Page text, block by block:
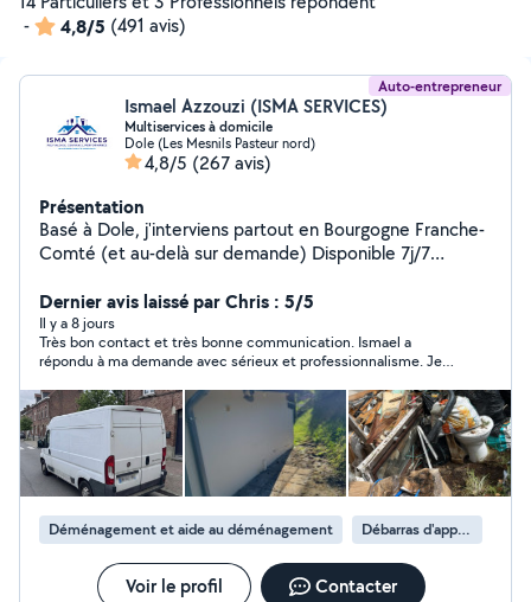
-
4,8/5 (491 avis)
Auto-entrepreneur
Ismael Azzouzi (ISMA SERVICES)
Multiservices à domicile
Dole (Les Mesnils Pasteur nord)
4,8/5 (267 avis)
Présentation
Basé à Dole, j'interviens partout en Bourgogne Franche-
Comté (et au-delà sur demande) Disponible 7j/7
propose des services fiables, rapides et soignés : -
Montage de meubles - Peinture - Tonte -
Débroussaillage - Pose de sols - Pose de cuisine - Petite
plomberie - Petite électricité - Réparations de volets -
Entretien des logements et locaux pro (réguliers ou
ponctuels) - D'autres services à la demande N'hésitez
pas à me contacter ! Dépannage - Urgence - Entretien -
Maintenance - Travaux d'intérieur
Dernier avis laissé par Chris : 5/5
Il y a 8 jours
Très bon contact et très bonne communication. Ismael a
répondu à ma demande avec sérieux et professionnalisme. Je
contacter si besoin.
Déménagement et aide au déménagement Débarras d'appartement
Voir le profil Contacter